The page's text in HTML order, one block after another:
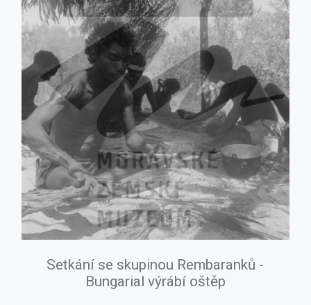
Setkání se skupinou Rembaranků -
Bungarial výrábí oštěp